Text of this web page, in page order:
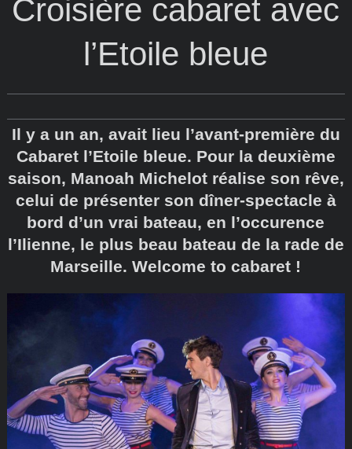
Croisière cabaret avec
l’Etoile bleue
Il y a un an, avait lieu l’avant-première du
Cabaret l’Etoile bleue. Pour la deuxième
saison, Manoah Michelot réalise son rêve,
celui de présenter son dîner-spectacle à
bord d’un vrai bateau, en l’occurence
l’Ilienne, le plus beau bateau de la rade de
Marseille. Welcome to cabaret !